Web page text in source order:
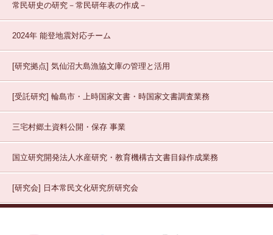
常民研史の研究－常民研年表の作成－
2024年 能登地震対応チーム
[研究拠点] 気仙沼大島漁協文庫の管理と活用
[受託研究] 輪島市・上時国家文書・時国家文書調査業務
三宅村郷土資料公開・保存 事業
国立研究開発法人水産研究・教育機構古文書目録作成業務
[研究会] 日本常民文化研究所研究会